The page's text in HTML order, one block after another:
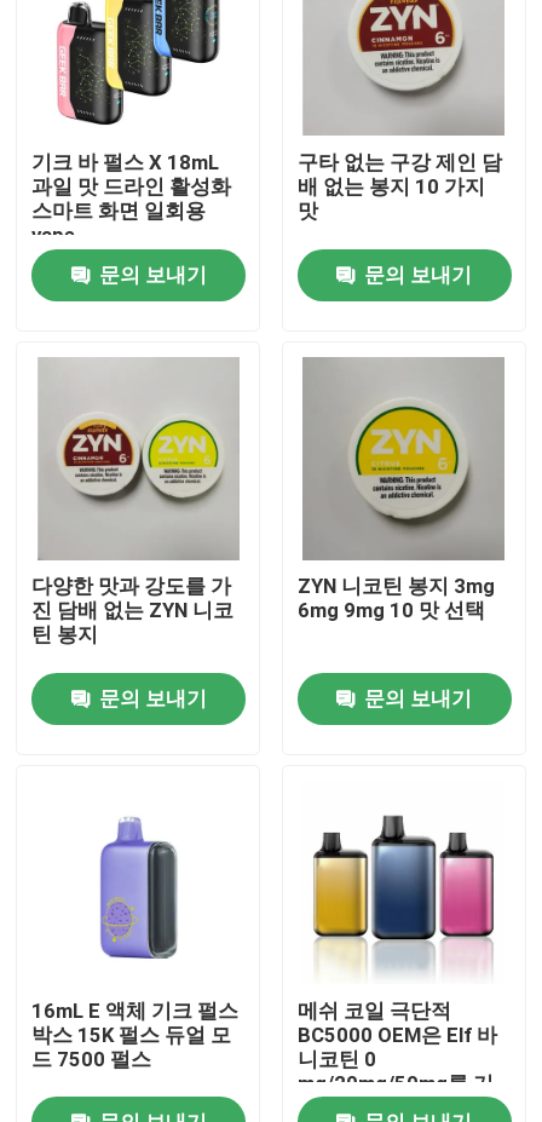
제품
동영상
우리에 대하여
공장 여행
버릴 수 있는 불연성 담배
버릴 수 있는 CBD는 장치를 기화시킵니다
기크 바 펄스 X 18mL
과일 맛 드라인 활성화
스마트 화면 일회용
vape
문의 보내기
구타 없는 구강 제인 담
배 없는 봉지 10 가지
맛
문의 보내기
다양한 맛과 강도를 가
진 담배 없는 ZYN 니코
틴 봉지
문의 보내기
ZYN 니코틴 봉지 3mg
6mg 9mg 10 맛 선택
문의 보내기
16mL E 액체 기크 펄스
박스 15K 펄스 듀얼 모
드 7500 펄스
메쉬 코일 극단적
BC5000 OEM은 Elf 바
니코틴 0
mg/20mg/50mg를 기
화시킵니다